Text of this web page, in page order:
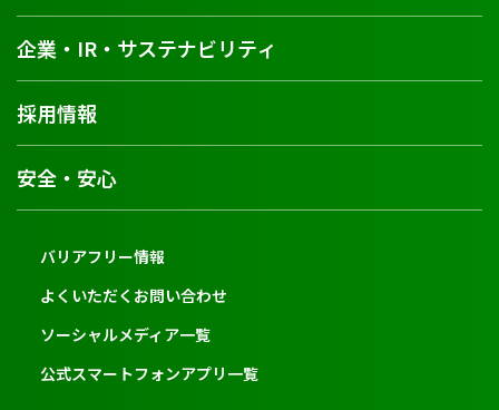
企業・IR・サステナビリティ
採用情報
安全・安心
バリアフリー情報
よくいただくお問い合わせ
ソーシャルメディア一覧
公式スマートフォンアプリ一覧